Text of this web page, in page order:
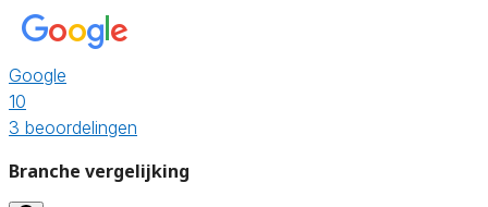
Google
10
3 beoordelingen
Branche vergelijking